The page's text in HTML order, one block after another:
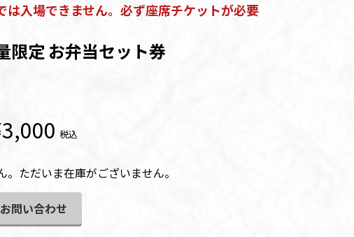
入場できません。必ず座席チケットが必要
限定 お弁当セット券
3,000 税込
。ただいま在庫がございません。
問い合わせ